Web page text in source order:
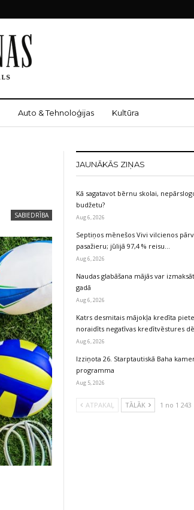
Auto & Tehnoloģijas Kultūra
SABIEDRĪBA
JAUNĀKĀS ZIŅAS
Kā sagatavot bērnu skolai,
budžetu?
Aug 6, 2026
Septiņos mēnešos Vivi vilcienos
pasažieru; jūlijā 97,4 % reisu…
Aug 6, 2026
Naudas glabāšana mājās var
gadā
Aug 6, 2026
Katrs desmitais mājokļa kredīta
noraidīts negatīvas kredītvēstures
Aug 6, 2026
Izziņota 26. Starptautiskā Baha
programma
Aug 5, 2026
ATPAKAĻ TĀLĀK 1 no 1 243